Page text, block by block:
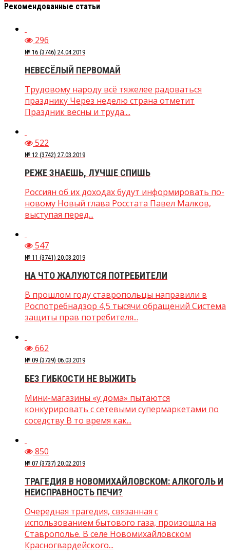
Рекомендованные статьи
296
№ 16 (3746) 24.04.2019
НЕВЕСЁЛЫЙ ПЕРВОМАЙ
Трудовому народу всё тяжелее радоваться
празднику Через неделю страна отметит
Праздник весны и труда....
522
№ 12 (3742) 27.03.2019
РЕЖЕ ЗНАЕШЬ, ЛУЧШЕ СПИШЬ
Россиян об их доходах будут информировать по-
новому Новый глава Росстата Павел Малков,
выступая перед...
547
№ 11 (3741) 20.03.2019
НА ЧТО ЖАЛУЮТСЯ ПОТРЕБИТЕЛИ
В прошлом году ставропольцы направили в
Роспотребнадзор 4,5 тысячи обращений Система
защиты прав потребителя...
662
№ 09 (3739) 06.03.2019
БЕЗ ГИБКОСТИ НЕ ВЫЖИТЬ
Мини-магазины «у дома» пытаются
конкурировать с сетевыми супермаркетами по
соседству В то время как...
850
№ 07 (3737) 20.02.2019
ТРАГЕДИЯ В НОВОМИХАЙЛОВСКОМ: АЛКОГОЛЬ И
НЕИСПРАВНОСТЬ ПЕЧИ?
Очередная трагедия, связанная с
использованием бытового газа, произошла на
Ставрополье. В селе Новомихайловском
Красногвардейского...